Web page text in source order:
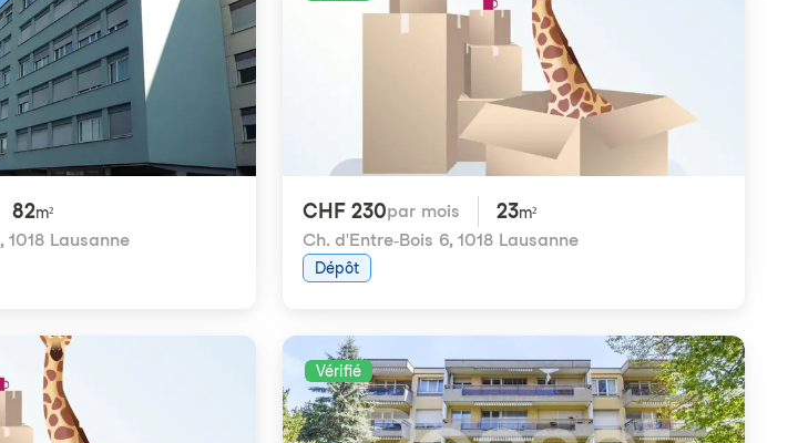
82m²
, 1018 Lausanne
CHF 230par mois 23m²
Ch. d'Entre-Bois 6, 1018 Lausanne
Dépôt
Vérifié